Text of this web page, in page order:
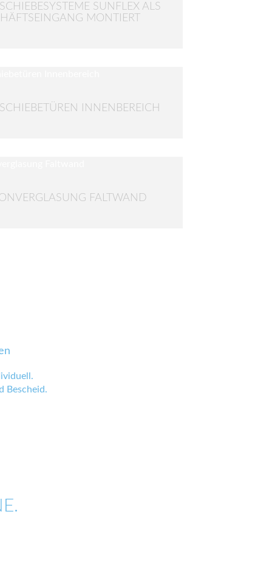
SUNFLEX ALS
MONTIERT
INNENBEREICH
FALTWAND
Bescheid.